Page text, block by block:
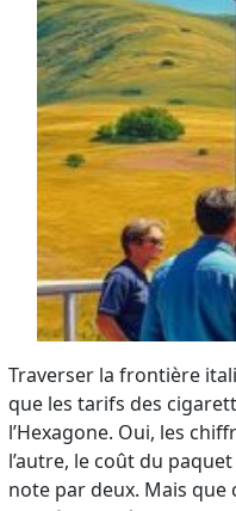
Traverser la frontière
que les tarifs des
l’Hexagone. Oui, les
l’autre, le coût du
note par deux. Mais que